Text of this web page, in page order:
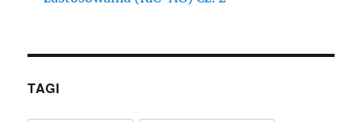
TAGI